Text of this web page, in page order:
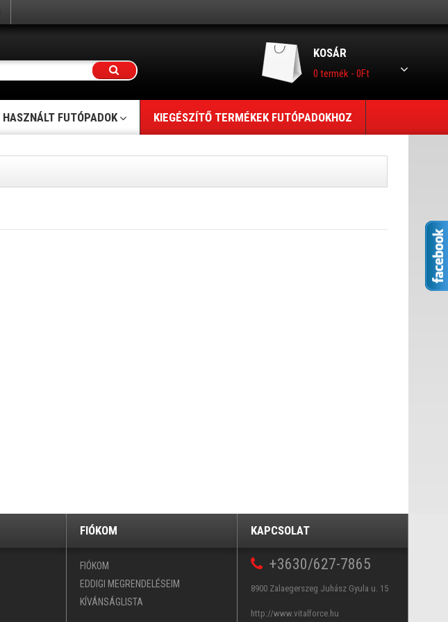
KOSÁR
0 termék - 0Ft
HASZNÁLT FUTÓPADOK KIEGÉSZÍTŐ TERMÉKEK FUTÓPADOKHOZ
FIÓKOM
FIÓKOM
EDDIGI MEGRENDELÉSEIM
KÍVÁNSÁGLISTA
KAPCSOLAT
+3630/627-7865
8900 Zalaegerszeg Juhász Gyula u. 15
http://www.vitalforce.hu